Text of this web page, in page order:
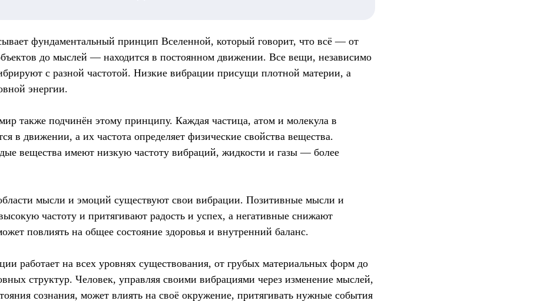
фундаментальный принцип Вселенной, который говорит, что всё — от
до мыслей — находится в постоянном движении. Все вещи, независимо
с разной частотой. Низкие вибрации присущи плотной материи, а
энергии.
также подчинён этому принципу. Каждая частица, атом и молекула в
в движении, а их частота определяет физические свойства вещества.
вещества имеют низкую частоту вибраций, жидкости и газы — более
мысли и эмоций существуют свои вибрации. Позитивные мысли и
частоту и притягивают радость и успех, а негативные снижают
повлиять на общее состояние здоровья и внутренний баланс.
работает на всех уровнях существования, от грубых материальных форм до
структур. Человек, управляя своими вибрациями через изменение мыслей,
сознания, может влиять на своё окружение, притягивать нужные события